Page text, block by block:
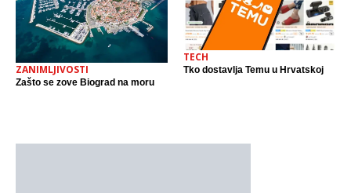
ZANIMLJIVOSTI
Zašto se zove Biograd na moru
TECH
Tko dostavlja Temu u Hrvatskoj